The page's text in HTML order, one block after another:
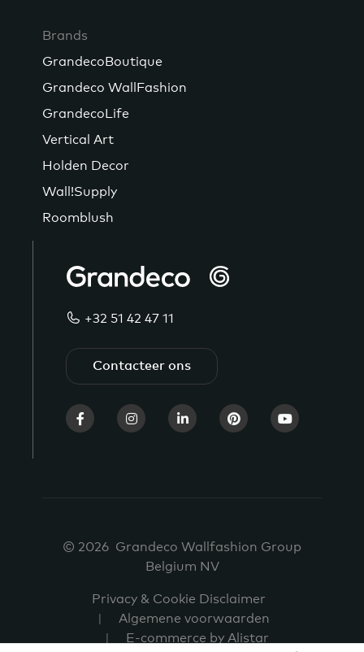
Brands
GrandecoBoutique
Grandeco WallFashion
GrandecoLife
Vertical Art
Holden Decor
Wall!Supply
Roomblush
+32 51 42 47 11
Contacteer ons
© 2026 Grandeco Wallfashion Group
Belgium NV
Privacy & Cookie Disclaimer
Algemene voorwaarden
E-commerce by Alistar